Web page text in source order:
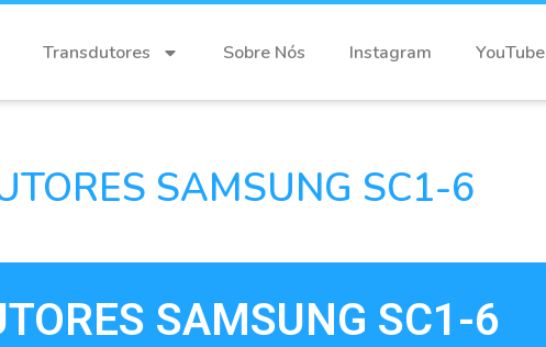
Transdutores Sobre Nós Instagram YouTube
SAMSUNG SC1-6
SAMSUNG SC1-6